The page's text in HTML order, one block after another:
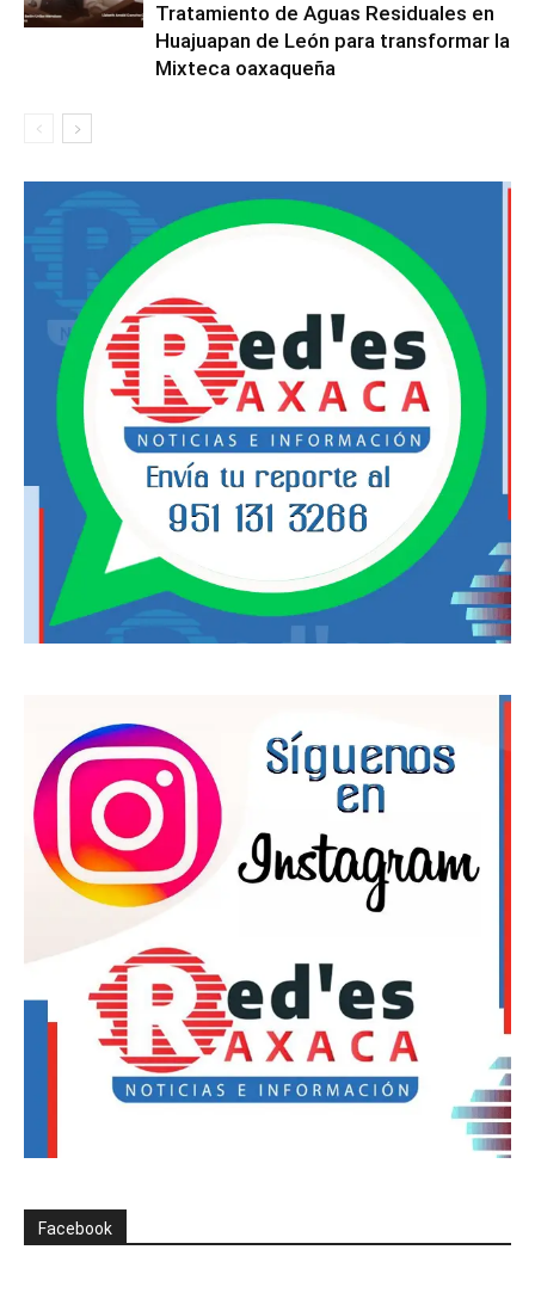
Tratamiento de Aguas Residuales en
Huajuapan de León para transformar la
Mixteca oaxaqueña
Facebook